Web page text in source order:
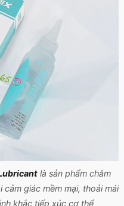
là sản phẩm chăm
giác mềm mại, thoải mái
khắc tiếp xúc cơ thể